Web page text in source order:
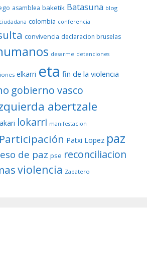
asamblea baketik Batasuna blog
ciudadana colombia conferencia
convivencia declaracion bruselas
desarme detenciones
elkarri eta fin de la violencia
gobierno vasco
abertzale
lokarri manifestacion
Participación Patxi Lopez paz
de paz pse reconciliacion
violencia Zapatero